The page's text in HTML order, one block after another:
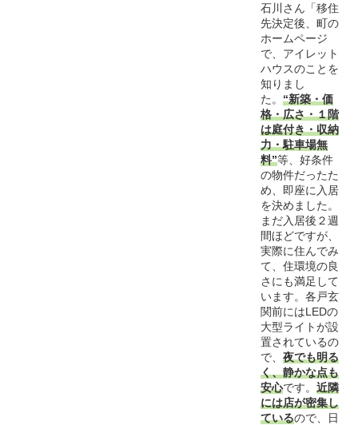
石川さん「移住
先決定後、町の
ホームページ
で、アイレット
ハウスのことを
知りまし
た。 “新築・価
格・広さ・１階
は庭付き・収納
力・駐車場無
料”等、好条件
の物件だったた
め、即座に入居
を決めました。
まだ入居後２週
間ほどですが、
実際に住んでみ
て、住環境の良
さにも満足して
います。各戸玄
関前にはLEDの
大型ライトが設
置されているの
で、 夜でも明る
く、静かな点も
安心です。 近隣
には店が密集し
ているので、日